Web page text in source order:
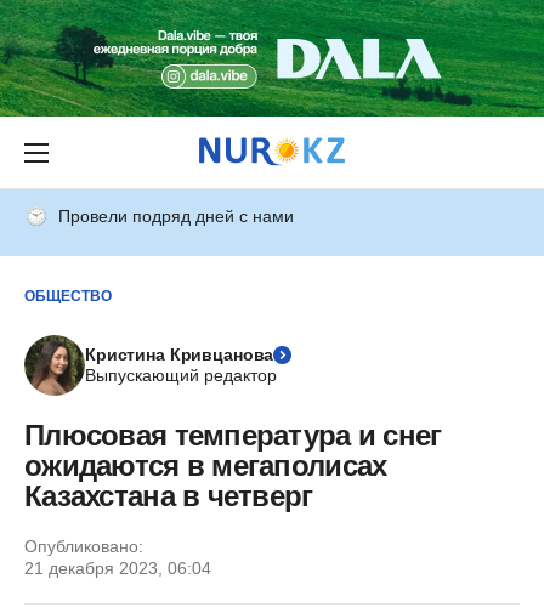
Провели подряд дней с нами
ОБЩЕСТВО
Кристина Кривцанова
Выпускающий редактор
Плюсовая температура и снег
ожидаются в мегаполисах
Казахстана в четверг
Опубликовано:
21 декабря 2023, 06:04